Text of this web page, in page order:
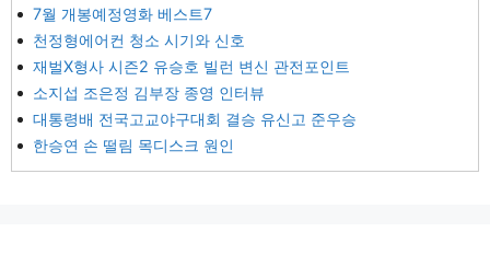
7월 개봉예정영화 베스트7
천정형에어컨 청소 시기와 신호
재벌X형사 시즌2 유승호 빌런 변신 관전포인트
소지섭 조은정 김부장 종영 인터뷰
대통령배 전국고교야구대회 결승 유신고 준우승
한승연 손 떨림 목디스크 원인